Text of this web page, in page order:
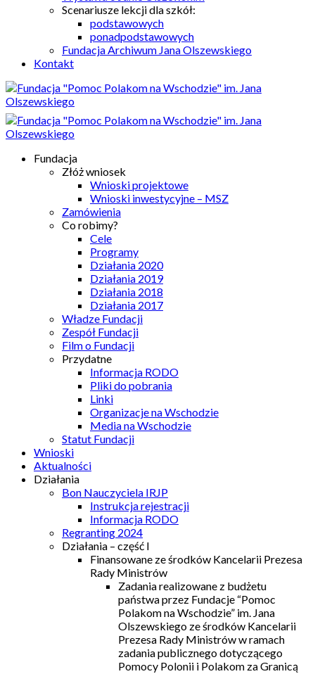
Scenariusze lekcji dla szkół:
podstawowych
ponadpodstawowych
Fundacja Archiwum Jana Olszewskiego
Kontakt
Fundacja
Złóż wniosek
Wnioski projektowe
Wnioski inwestycyjne – MSZ
Zamówienia
Co robimy?
Cele
Programy
Działania 2020
Działania 2019
Działania 2018
Działania 2017
Władze Fundacji
Zespół Fundacji
Film o Fundacji
Przydatne
Informacja RODO
Pliki do pobrania
Linki
Organizacje na Wschodzie
Media na Wschodzie
Statut Fundacji
Wnioski
Aktualności
Działania
Bon Nauczyciela IRJP
Instrukcja rejestracji
Informacja RODO
Regranting 2024
Działania – część I
Finansowane ze środków Kancelarii Prezesa
Rady Ministrów
Zadania realizowane z budżetu
państwa przez Fundacje “Pomoc
Polakom na Wschodzie” im. Jana
Olszewskiego ze środków Kancelarii
Prezesa Rady Ministrów w ramach
zadania publicznego dotyczącego
Pomocy Polonii i Polakom za Granicą